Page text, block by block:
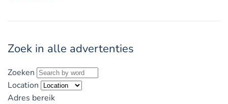
Zoek in alle advertenties
Zoeken
Location
Adres bereik